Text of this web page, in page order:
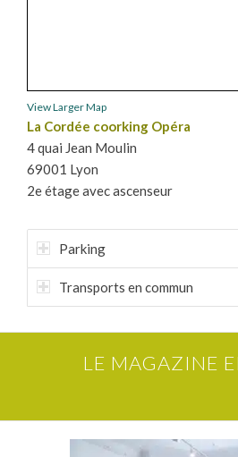
View Larger Map
La Cordée coorking Opéra
4 quai Jean Moulin
69001 Lyon
2e étage avec ascenseur
Parking
Transports en commun
LE MAGAZINE